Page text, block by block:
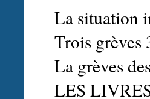
La situation
Trois grèves
La grèves
LES